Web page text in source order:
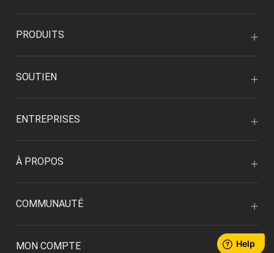
PRODUITS
SOUTIEN
ENTREPRISES
À PROPOS
COMMUNAUTÉ
MON COMPTE